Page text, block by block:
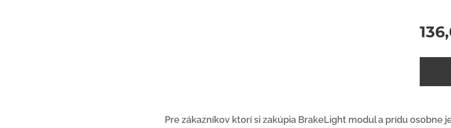
Pre zákazníkov ktorí si zakúpia BrakeLight modul a prídu osobne